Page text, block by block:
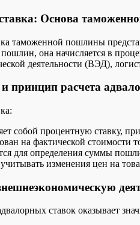
Основа
таможенной пошлины
она начисляется в
деятельности (ВЭД),
и принцип расчета
собой процентную ставку,
на фактической стоимости
для определения суммы
изменения цен на
ставок оказывает